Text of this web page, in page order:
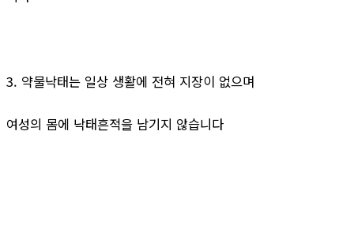
3. 약물낙태는 일상 생활에 전혀 지장이 없으며
여성의 몸에 낙태흔적을 남기지 않습니다